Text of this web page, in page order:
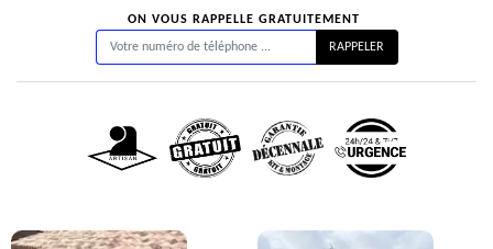
ON VOUS RAPPELLE GRATUITEMENT